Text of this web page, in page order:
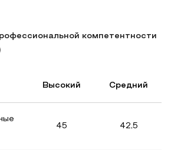
компетентности
Высокий Средний
45 42,5